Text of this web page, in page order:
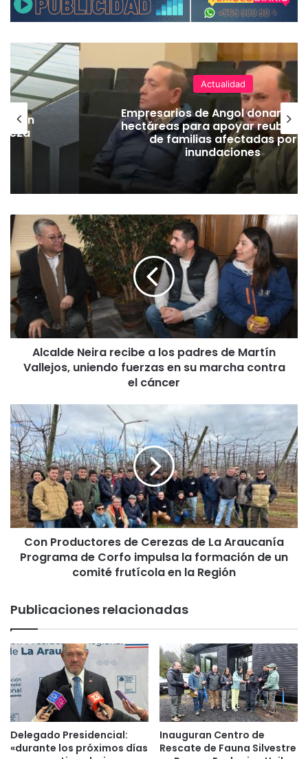
Actualidad
Empresarios de Angol donan
hectáreas para apoyar
de familias afectadas por
inundaciones
A
l
c
a
l
e
N
e
e
c
i
b
e
a
l
o
s
s
d
M
r
t
í
V
Alcalde Neira recibe a los padres de Martín
Vallejos, uniendo fuerzas en su marcha contra
el cáncer
C
o
n
P
r
o
d
u
c
d
e
C
e
e
z
a
s
Con Productores de Cerezas de La Araucanía
Programa de Corfo impulsa la formación de un
comité frutícola en la Región
Publicaciones relacionadas
Delegado Presidencial:
«durante los próximos días
Inauguran Centro de
Rescate de Fauna Silvestre